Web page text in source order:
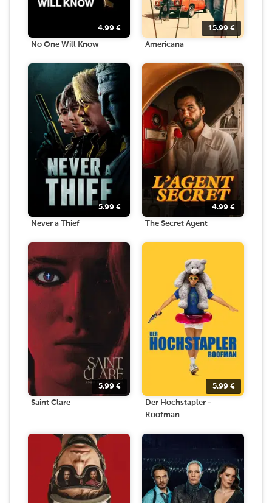
4.99 €
No One Will Know
15.99 €
Americana
5.99 €
Never a Thief
4.99 €
The Secret Agent
5.99 €
Saint Clare
5.99 €
Der Hochstapler -
Roofman